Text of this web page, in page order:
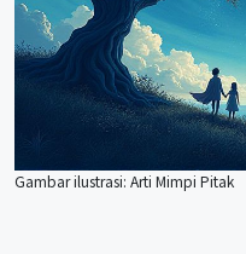
Gambar ilustrasi: Arti Mimpi Pitak